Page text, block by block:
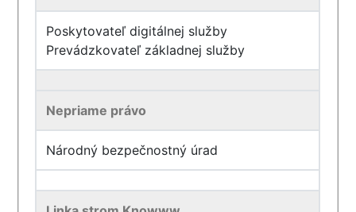
Poskytovateľ digitálnej služby
Prevádzkovateľ základnej služby
Nepriame právo
Národný bezpečnostný úrad